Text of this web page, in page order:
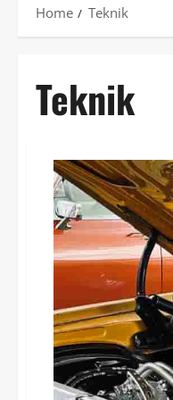
Home Teknik
Teknik